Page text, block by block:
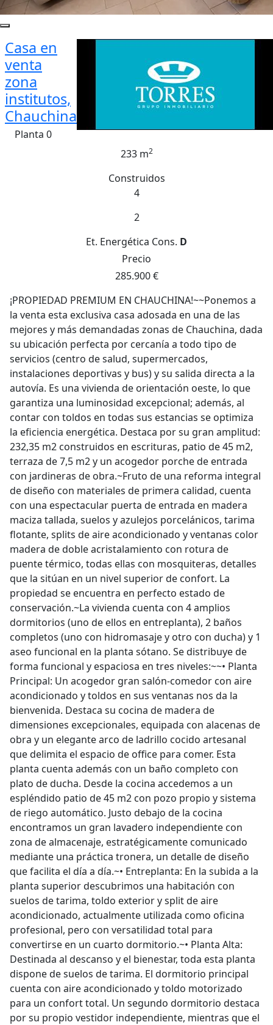
Casa en
venta
zona
institutos,
Chauchina
Planta 0
233 m2
Construidos
4
2
Et. Energética Cons. D
Precio
285.900 €
¡PROPIEDAD PREMIUM EN CHAUCHINA!~~Ponemos a
la venta esta exclusiva casa adosada en una de las
mejores y más demandadas zonas de Chauchina, dada
su ubicación perfecta por cercanía a todo tipo de
servicios (centro de salud, supermercados,
instalaciones deportivas y bus) y su salida directa a la
autovía. Es una vivienda de orientación oeste, lo que
garantiza una luminosidad excepcional; además, al
contar con toldos en todas sus estancias se optimiza
la eficiencia energética. Destaca por su gran amplitud:
232,35 m2 construidos en escrituras, patio de 45 m2,
terraza de 7,5 m2 y un acogedor porche de entrada
con jardineras de obra.~Fruto de una reforma integral
de diseño con materiales de primera calidad, cuenta
con una espectacular puerta de entrada en madera
maciza tallada, suelos y azulejos porcelánicos, tarima
flotante, splits de aire acondicionado y ventanas color
madera de doble acristalamiento con rotura de
puente térmico, todas ellas con mosquiteras, detalles
que la sitúan en un nivel superior de confort. La
propiedad se encuentra en perfecto estado de
conservación.~La vivienda cuenta con 4 amplios
dormitorios (uno de ellos en entreplanta), 2 baños
completos (uno con hidromasaje y otro con ducha) y 1
aseo funcional en la planta sótano. Se distribuye de
forma funcional y espaciosa en tres niveles:~~•⁠ ⁠Planta
Principal: Un acogedor gran salón-comedor con aire
acondicionado y toldos en sus ventanas nos da la
bienvenida. Destaca su cocina de madera de
dimensiones excepcionales, equipada con alacenas de
obra y un elegante arco de ladrillo cocido artesanal
que delimita el espacio de office para comer. Esta
planta cuenta además con un baño completo con
plato de ducha. Desde la cocina accedemos a un
espléndido patio de 45 m2 con pozo propio y sistema
de riego automático. Justo debajo de la cocina
encontramos un gran lavadero independiente con
zona de almacenaje, estratégicamente comunicado
mediante una práctica tronera, un detalle de diseño
que facilita el día a día.~•⁠ ⁠Entreplanta: En la subida a la
planta superior descubrimos una habitación con
suelos de tarima, toldo exterior y split de aire
acondicionado, actualmente utilizada como oficina
profesional, pero con versatilidad total para
convertirse en un cuarto dormitorio.~•⁠ ⁠Planta Alta:
Destinada al descanso y el bienestar, toda esta planta
dispone de suelos de tarima. El dormitorio principal
cuenta con aire acondicionado y toldo motorizado
para un confort total. Un segundo dormitorio destaca
por su propio vestidor independiente, mientras que el